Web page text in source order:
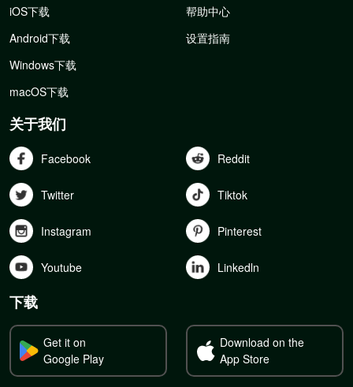
iOS下载
Android下载
Windows下载
macOS下载
帮助中心
设置指南
关于我们
Facebook Reddit
Twitter Tiktok
Instagram Pinterest
Youtube Linkedln
下载
Get it on
Google Play
Download on the
App Store